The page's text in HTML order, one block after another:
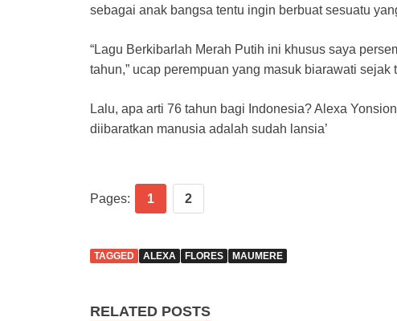
sebagai anak bangsa tentu ingin berbuat sesuatu
“Lagu Berkibarlah Merah Putih ini khusus saya
tahun,” ucap perempuan yang masuk biarawati
Lalu, apa arti 76 tahun bagi Indonesia? Alexa
diibaratkan manusia adalah sudah lansia’
Pages: 1 2
TAGGED ALEXA FLORES MAUMERE
RELATED POSTS